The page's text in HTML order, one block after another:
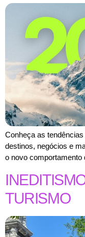
Conheça as
destinos, negócios e
o novo comportamento
TURISMO